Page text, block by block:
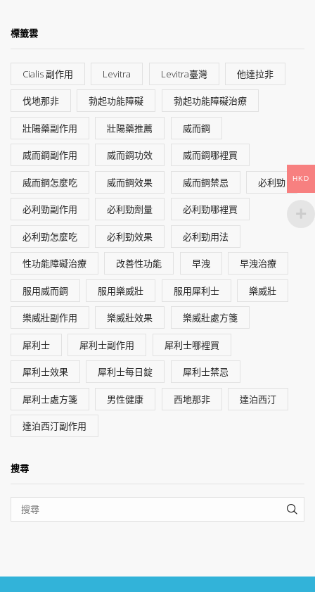
標籤雲
Cialis 副作用 Levitra Levitra臺灣 他達拉非
伐地那非 勃起功能障礙 勃起功能障礙治療
壯陽藥副作用 壯陽藥推薦 威而鋼
威而鋼副作用 威而鋼功效 威而鋼哪裡買
威而鋼怎麼吃 威而鋼效果 威而鋼禁忌 必利勁
必利勁副作用 必利勁劑量 必利勁哪裡買
必利勁怎麼吃 必利勁效果 必利勁用法
性功能障礙治療 改善性功能 早洩 早洩治療
服用威而鋼 服用樂威壯 服用犀利士 樂威壯
樂威壯副作用 樂威壯效果 樂威壯處方箋
犀利士 犀利士副作用 犀利士哪裡買
犀利士效果 犀利士每日錠 犀利士禁忌
犀利士處方箋 男性健康 西地那非 達泊西汀
達泊西汀副作用
搜尋
HKD